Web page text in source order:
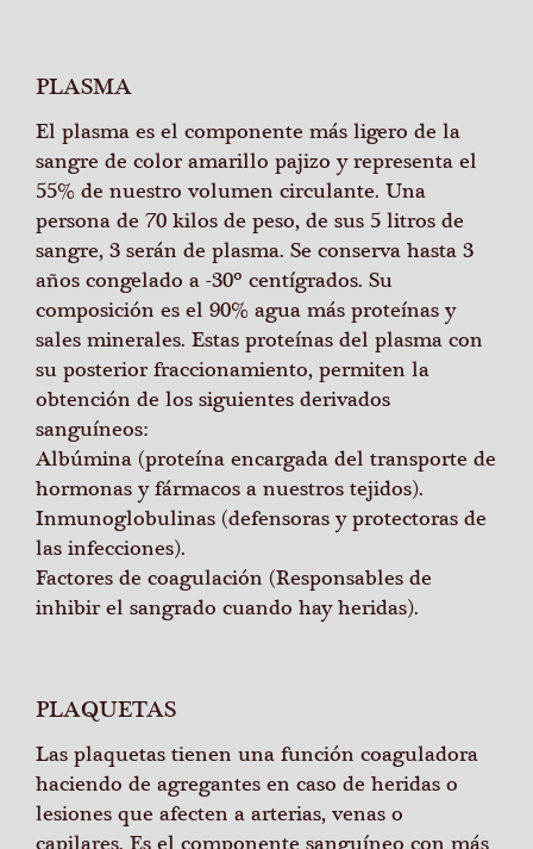
PLASMA
El plasma es el componente más ligero de la
sangre de color amarillo pajizo y representa el
55% de nuestro volumen circulante. Una
persona de 70 kilos de peso, de sus 5 litros de
sangre, 3 serán de plasma. Se conserva hasta 3
años congelado a -30º centígrados. Su
composición es el 90% agua más proteínas y
sales minerales. Estas proteínas del plasma con
su posterior fraccionamiento, permiten la
obtención de los siguientes derivados
sanguíneos:
Albúmina (proteína encargada del transporte de
hormonas y fármacos a nuestros tejidos).
Inmunoglobulinas (defensoras y protectoras de
las infecciones).
Factores de coagulación (Responsables de
inhibir el sangrado cuando hay heridas).
PLAQUETAS
Las plaquetas tienen una función coaguladora
haciendo de agregantes en caso de heridas o
lesiones que afecten a arterias, venas o
capilares. Es el componente sanguíneo con más